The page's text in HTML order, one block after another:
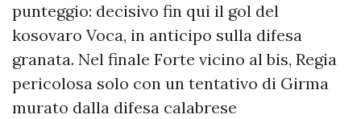
punteggio: decisivo fin qui il gol del
kosovaro Voca, in anticipo sulla difesa
granata. Nel finale Forte vicino al bis, Regia
pericolosa solo con un tentativo di Girma
murato dalla difesa calabrese